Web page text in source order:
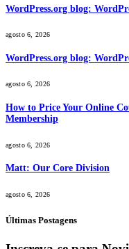
WordPress.org blog:
agosto 6, 2026
WordPress.org blog:
agosto 6, 2026
How to Price Your Online
Membership
agosto 6, 2026
Matt: Our Core Division
agosto 6, 2026
Últimas Postagens